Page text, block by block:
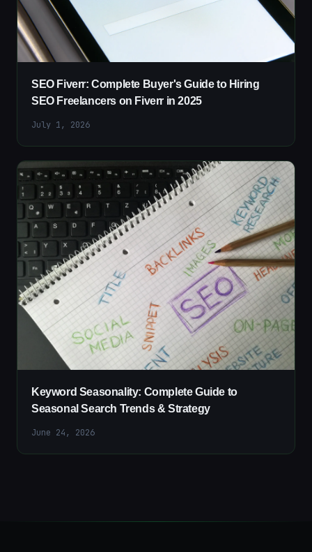
SEO Fiverr: Complete Buyer's Guide to Hiring
SEO Freelancers on Fiverr in 2025
July 1, 2026
Keyword Seasonality: Complete Guide to
Seasonal Search Trends & Strategy
June 24, 2026